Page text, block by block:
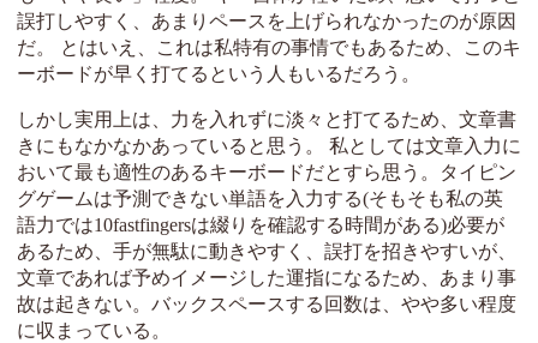
誤打しやすく、あまりペースを上げられなかったのが原因
だ。 とはいえ、これは私特有の事情でもあるため、このキ
ーボードが早く打てるという人もいるだろう。
しかし実用上は、力を入れずに淡々と打てるため、文章書
きにもなかなかあっていると思う。 私としては文章入力に
おいて最も適性のあるキーボードだとすら思う。タイピン
グゲームは予測できない単語を入力する(そもそも私の英
語力では10fastfingersは綴りを確認する時間がある)必要が
あるため、手が無駄に動きやすく、誤打を招きやすいが、
文章であれば予めイメージした運指になるため、あまり事
故は起きない。バックスペースする回数は、やや多い程度
に収まっている。